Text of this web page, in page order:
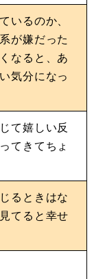
いるのか、
が嫌だった
なると、あ
気分になっ
て嬉しい反
てきてちょ
るときはな
てると幸せ